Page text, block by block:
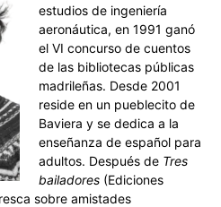
estudios de ingeniería
aeronáutica, en 1991 ganó
el VI concurso de cuentos
de las bibliotecas públicas
madrileñas. Desde 2001
reside en un pueblecito de
Baviera y se dedica a la
enseñanza de español para
adultos. Después de Tres
bailadores (Ediciones
sobre amistades